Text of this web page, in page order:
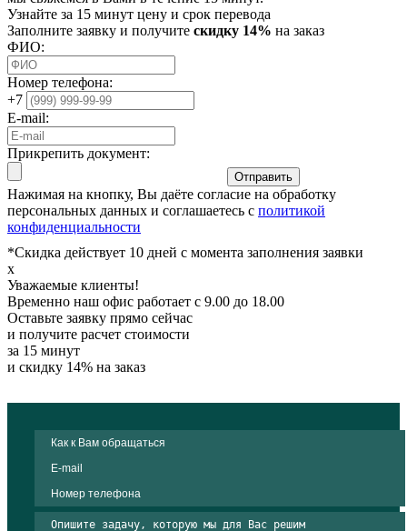
Узнайте за 15 минут цену и срок перевода
Заполните заявку и получите скидку 14% на заказ
ФИО:
Номер телефона:
+7
E-mail:
Прикрепить документ:
Отправить
Нажимая на кнопку, Вы даёте согласие на обработку
персональных данных и соглашаетесь с политикой
конфиденциальности
*Скидка действует 10 дней с момента заполнения заявки
x
Уважаемые клиенты!
Временно наш офис работает с 9.00 до 18.00
Оставьте заявку прямо сейчас
и получите расчет стоимости
за 15 минут
и скидку 14% на заказ